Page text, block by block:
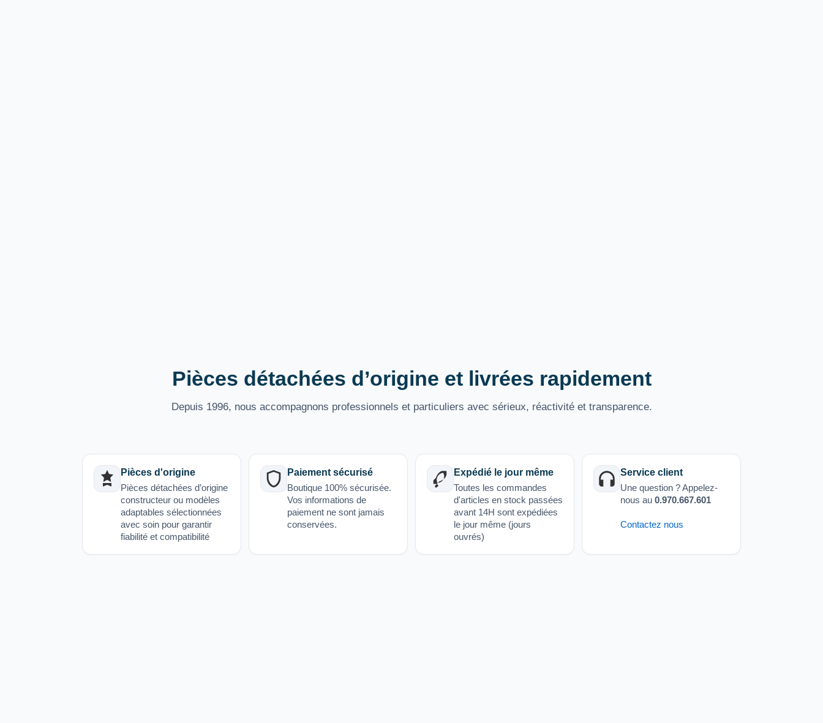
Pièces détachées d’origine et livrées rapidement
Depuis 1996, nous accompagnons professionnels et particuliers avec sérieux, réactivité et transparence.
Pièces d'origine
Pièces détachées d’origine
constructeur ou modèles
adaptables sélectionnées
avec soin pour garantir
fiabilité et compatibilité
Paiement sécurisé
Boutique 100% sécurisée.
Vos informations de
paiement ne sont jamais
conservées.
Expédié le jour même
Toutes les commandes
d'articles en stock passées
avant 14H sont expédiées
le jour même (jours
ouvrés)
Service client
Une question ? Appelez-
nous au 0.970.667.601
Contactez nous